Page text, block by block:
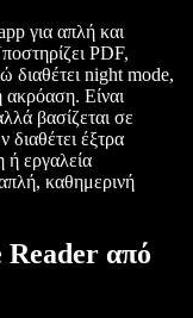
για απλή και
PDF,
διαθέτει night mode,
ακρόαση. Είναι
βασίζεται σε
διαθέτει έξτρα
ή εργαλεία
καθημερινή
Reader από